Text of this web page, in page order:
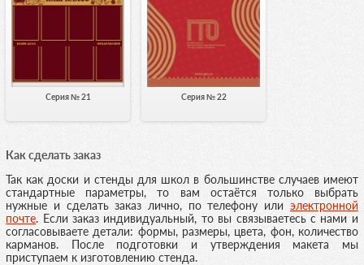
Серия № 21 Серия № 22
Как сделать заказ
Так как доски и стенды для школ в большинстве случаев имеют
стандартные параметры, то вам остаётся только выбрать
нужные и сделать заказ лично, по телефону или электронной
почте. Если заказ индивидуальный, то вы связываетесь с нами и
согласовываете детали: формы, размеры, цвета, фон, количество
карманов. После подготовки и утверждения макета мы
приступаем к изготовлению стенда.